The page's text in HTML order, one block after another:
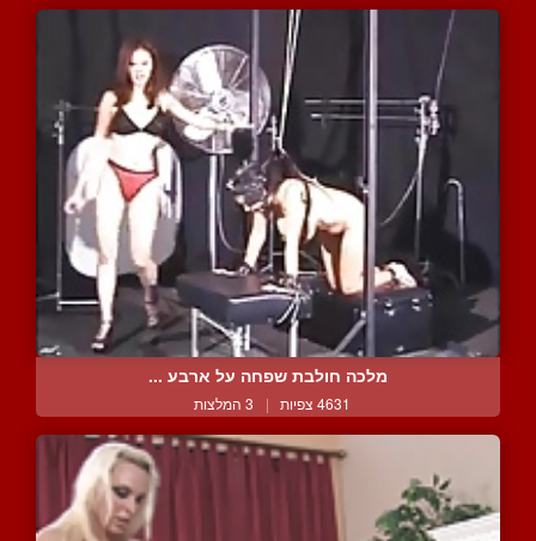
מלכה חולבת שפחה על ארבע ...
4631 צפיות | 3 המלצות